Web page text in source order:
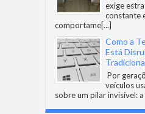
exige
constante
comportame[...]
Como a
Está
Por
veículos
sobre um pilar invisível: